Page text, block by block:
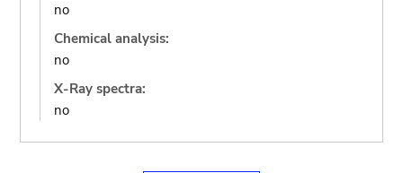
no
Chemical analysis:
no
X-Ray spectra:
no